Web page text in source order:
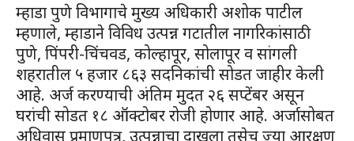
म्हाडा पुणे विभागाचे मुख्य अधिकारी अशोक पाटील
म्हणाले, म्हाडाने विविध उत्पन्न गटातील नागरिकांसाठी
पुणे, पिंपरी-चिंचवड, कोल्हापूर, सोलापूर व सांगली
शहरातील ५ हजार ८६३ सदनिकांची सोडत जाहीर केली
आहे. अर्ज करण्याची अंतिम मुदत २६ सप्टेंबर असून
घरांची सोडत १८ ऑक्टोबर रोजी होणार आहे. अर्जासोबत
अधिवास प्रमाणपत्र, उत्पन्नाचा दाखला तसेच ज्या आरक्षण